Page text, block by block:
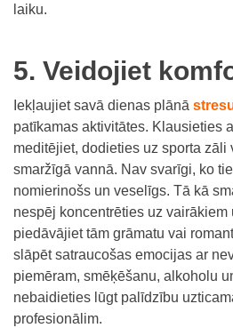
laiku.
5. Veidojiet
Iekļaujiet savā dienas plānā
patīkamas aktivitātes. Klausieties
meditējiet, dodieties uz sporta zāli
smaržīgā vannā. Nav svarīgi, ko
nomierinošs un veselīgs. Tā kā
nespēj koncentrēties uz
piedāvājiet tām grāmatu vai
slāpēt satraucošas emocijas ar
piemēram, smēķēšanu, alkoholu
nebaidieties lūgt palīdzību
profesionālim.